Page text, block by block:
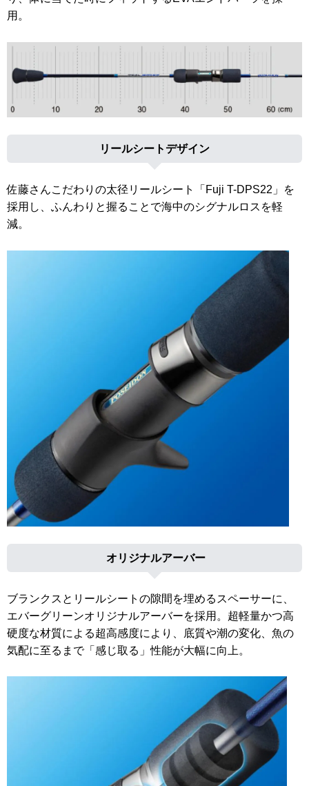
用。
リールシートデザイン
佐藤さんこだわりの太径リールシート「Fuji T-DPS22」を
採用し、ふんわりと握ることで海中のシグナルロスを軽
減。
オリジナルアーバー
ブランクスとリールシートの隙間を埋めるスペーサーに、
エバーグリーンオリジナルアーバーを採用。超軽量かつ高
硬度な材質による超高感度により、底質や潮の変化、魚の
気配に至るまで「感じ取る」性能が大幅に向上。